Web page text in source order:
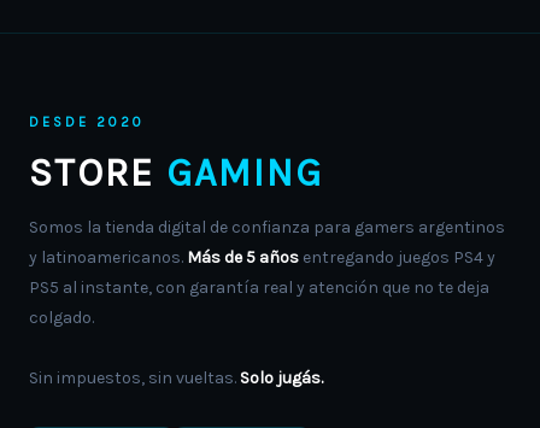
DESDE 2020
STORE GAMING
Somos la tienda digital de confianza para gamers argentinos
y latinoamericanos. Más de 5 años entregando juegos PS4 y
PS5 al instante, con garantía real y atención que no te deja
colgado.
Sin impuestos, sin vueltas. Solo jugás.